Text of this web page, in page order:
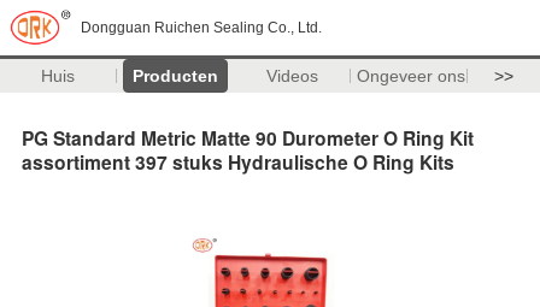
Dongguan Ruichen Sealing Co., Ltd.
Huis Producten Videos Ongeveer ons >>
PG Standard Metric Matte 90 Durometer O Ring Kit
assortiment 397 stuks Hydraulische O Ring Kits